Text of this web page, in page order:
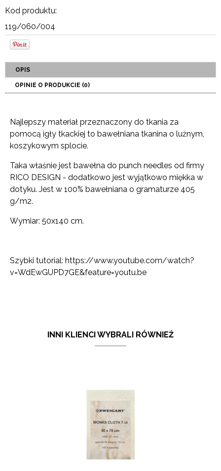
Kod produktu:
119/060/004
OPIS
OPINIE O PRODUKCIE (0)
Najlepszy materiał przeznaczony do tkania za
pomocą igły tkackiej to bawełniana tkanina o luźnym,
koszykowym splocie.
Taka właśnie jest bawełna do punch needles od firmy
RICO DESIGN - dodatkowo jest wyjątkowo miękka w
dotyku. Jest w 100% bawełniana o gramaturze 405
g/m2.
Wymiar: 50x140 cm.
Szybki tutorial: https://www.youtube.com/watch?
v=WdEwGUPD7GE&feature=youtu.be
INNI KLIENCI WYBRALI RÓWNIEŻ